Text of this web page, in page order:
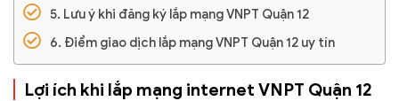
Lưu ý khi đăng ký lắp mạng VNPT Quận 12
Điểm giao dịch lắp mạng VNPT Quận 12 uy tín
Lợi ích khi lắp mạng internet VNPT Quận 12